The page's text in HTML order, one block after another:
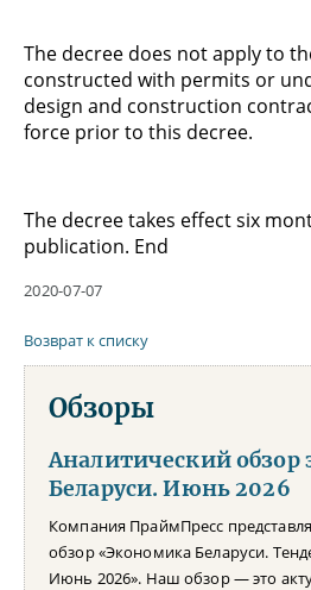
The decree does not apply to
constructed with permits or
design and construction
force prior to this decree.
The decree takes effect six
publication. End
2020-07-07
Возврат к списку
Обзоры
Аналитический
Беларуси. Июнь 2026
Компания ПраймПресс
обзор «Экономика Беларуси.
Июнь 2026». Наш обзор — это